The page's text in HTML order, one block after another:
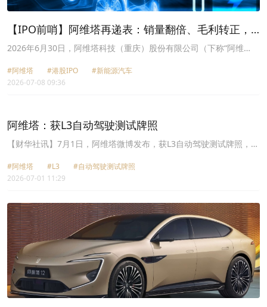
【IPO前哨】阿维塔再递表：销量翻倍、毛利转正，
但亏损与现金压力未散
2026年6月30日，阿维塔科技（重庆）股份有限公司（下称“阿维
人。
#阿维塔 #港股IPO
#新能源汽车
2026-07-08 09:36
​阿维塔：获L3自动驾驶测试牌照
​【财华社讯】7月1日，阿维塔微博发布，获L3自动驾驶测试牌照，多
#​阿维塔 #L3
#自动驾驶测试牌照
2026-07-01 11:29